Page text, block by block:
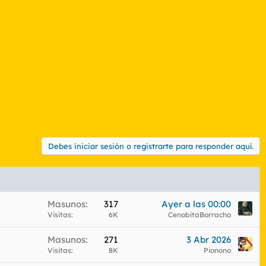
Debes iniciar sesión o registrarte para responder aquí.
Masunos 317
Visitas 6K
Ayer a las 00:00
CenobitaBorracho
Masunos 271
Visitas 8K
3 Abr 2026
Pionono